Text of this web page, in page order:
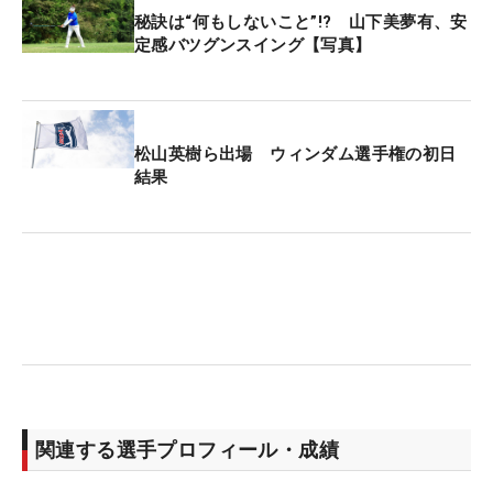
を担いだこともあるツアー有名キャディは、「この
コースは日本人向けだと思う」と話していた。「リ
ど、そこまで距離が長いワケではない。グリーンも
比較的ソフトだから、（グリーンを狙うショット
で）ランが出てしまっても、あまり問題がない。フ
番手がラクだった」と高精度のアイアンショットで
カバーした。
秘訣は“何もしないこと”!? 山下美夢有、安
定感バツグンスイング【写真】
松山英樹ら出場 ウィンダム選手権の初日
結果
関連する選手プロフィール・成績